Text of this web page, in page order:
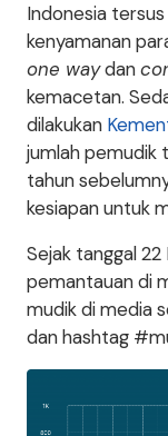
Indonesia
kenyamanan
one waydan
kemacetan.
dilakukan
jumlah pemudik
tahun
kesiapan untuk
Sejak tanggal
pemantauan di
mudik di media
dan hashtag